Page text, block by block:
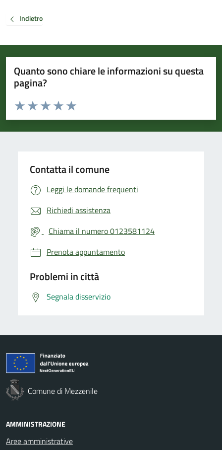
Indietro
Quanto sono chiare le informazioni su questa
pagina?
Valuta da 1 a 5 stelle la pagina
Valuta 5 stelle su 5
Valuta 4 stelle su 5
Valuta 3 stelle su 5
Valuta 2 stelle su 5
Valuta 1 stelle su 5
Contatta il comune
Leggi le domande frequenti
Richiedi assistenza
Chiama il numero 0123581124
Prenota appuntamento
Problemi in città
Segnala disservizio
Comune di Mezzenile
AMMINISTRAZIONE
Aree amministrative